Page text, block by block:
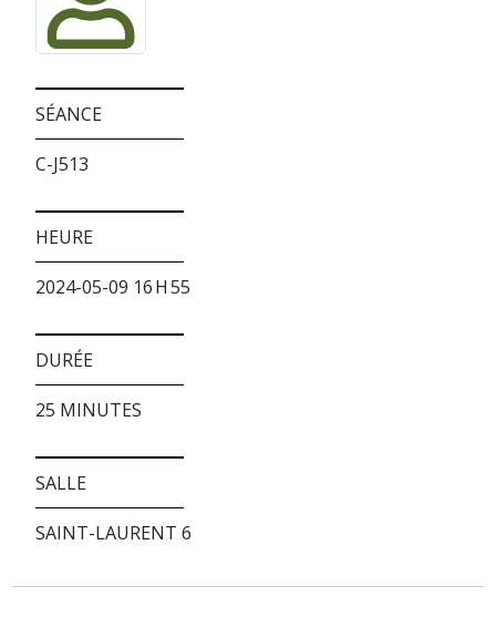
SÉANCE
C-J513
HEURE
2024-05-09 16 H 55
DURÉE
25 MINUTES
SALLE
SAINT-LAURENT 6